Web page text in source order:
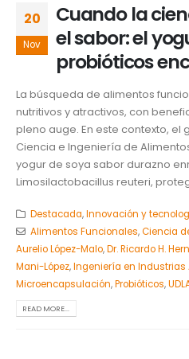
20
Nov
Cuando la
el sabor: el
probióticos
La búsqueda de alimentos
nutritivos y atractivos, con
pleno auge. En este contexto, el
Ciencia e Ingeniería de
yogur de soya sabor durazno
Limosilactobacillus reuteri,
Destacada,Innovación y
Alimentos Funcionales,Ciencia
Aurelio López-Malo,Dr. Ricardo H.
Mani-López,Ingeniería en Industrias
Microencapsulación,Probióticos,
READ MORE...